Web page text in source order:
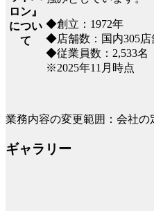
ロン』
につい
て
◆創立：1972年
◆店舗数：国内305店
◆従業員数：2,533名
※2025年11月時点
業務内容の変更範囲：会社の
ギャラリー